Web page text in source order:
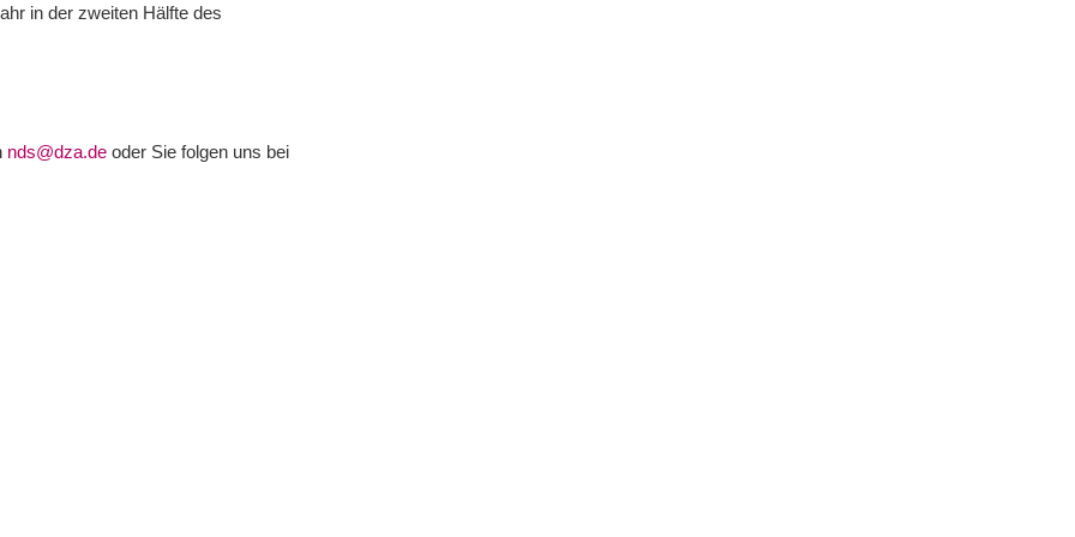
in der zweiten Hälfte des
nds@dza.de oder Sie folgen uns bei